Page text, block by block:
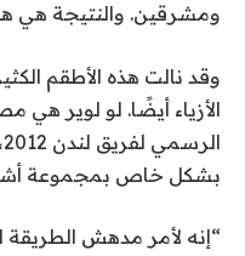
ومشرقين. والنتيجة هي
وقد نالت هذه الأطقم
الأزياء أيضًا. لو لوير
بشكل خاص بمجموعة
“إنه لأمر مدهش الطريقة